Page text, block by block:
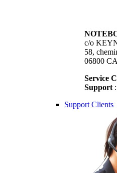
c/o
58,
06800
Service
Support
Support Clients